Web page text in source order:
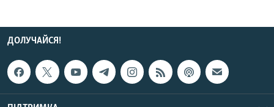
ДОЛУЧАЙСЯ!